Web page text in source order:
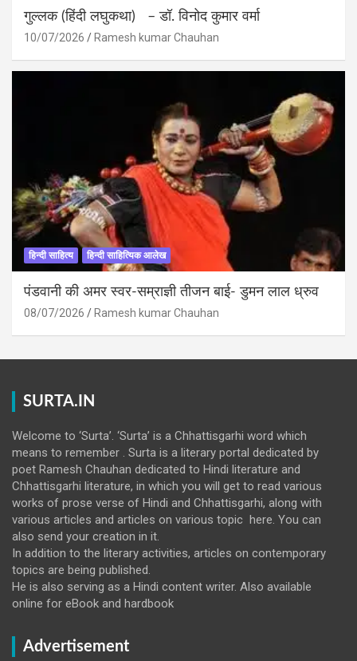
गुल्लक (हिंदी लघुकथा) – डॉ. विनोद कुमार वर्मा
10/07/2026 Ramesh kumar Chauhan
हिन्दी साहित्य हिन्दी साहित्यिक आलेख
पंडवानी की अमर स्वर-सम्राज्ञी तीजन बाई- डुमन लाल ध्रुव
08/07/2026 Ramesh kumar Chauhan
SURTA.IN
Welcome to ‘Surta’. ‘Surta’ is a Chhattisgarhi word which
means to remember . Surta is a literary portal dedicated by
poet Ramesh Chauhan dedicated to Hindi literature and
Chhattisgarhi literature, in which you will get to read various
works of prose verse of Hindi and Chhattisgarhi, along with
various articles and articles on various topic here. You can
also send your creation in it.
In addition to the literary activities, articles on contemporary
topics are being published.
He is also serving as a Hindi content writer. Also available
online for eBook and hardbook
Advertisement